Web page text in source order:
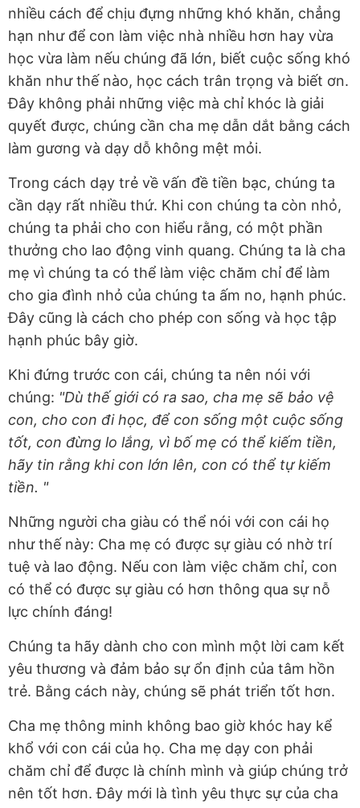
nhiều cách để chịu đựng những khó khăn, chẳng
hạn như để con làm việc nhà nhiều hơn hay vừa
học vừa làm nếu chúng đã lớn, biết cuộc sống khó
khăn như thế nào, học cách trân trọng và biết ơn.
Đây không phải những việc mà chỉ khóc là giải
quyết được, chúng cần cha mẹ dẫn dắt bằng cách
làm gương và dạy dỗ không mệt mỏi.
Trong cách dạy trẻ về vấn đề tiền bạc, chúng ta
cần dạy rất nhiều thứ. Khi con chúng ta còn nhỏ,
chúng ta phải cho con hiểu rằng, có một phần
thưởng cho lao động vinh quang. Chúng ta là cha
mẹ vì chúng ta có thể làm việc chăm chỉ để làm
cho gia đình nhỏ của chúng ta ấm no, hạnh phúc.
Đây cũng là cách cho phép con sống và học tập
hạnh phúc bây giờ.
Khi đứng trước con cái, chúng ta nên nói với
chúng: "Dù thế giới có ra sao, cha mẹ sẽ bảo vệ
con, cho con đi học, để con sống một cuộc sống
tốt, con đừng lo lắng, vì bố mẹ có thể kiếm tiền,
hãy tin rằng khi con lớn lên, con có thể tự kiếm
tiền. "
Những người cha giàu có thể nói với con cái họ
như thế này: Cha mẹ có được sự giàu có nhờ trí
tuệ và lao động. Nếu con làm việc chăm chỉ, con
có thể có được sự giàu có hơn thông qua sự nỗ
lực chính đáng!
Chúng ta hãy dành cho con mình một lời cam kết
yêu thương và đảm bảo sự ổn định của tâm hồn
trẻ. Bằng cách này, chúng sẽ phát triển tốt hơn.
Cha mẹ thông minh không bao giờ khóc hay kể
khổ với con cái của họ. Cha mẹ dạy con phải
chăm chỉ để được là chính mình và giúp chúng trở
nên tốt hơn. Đây mới là tình yêu thực sự của cha